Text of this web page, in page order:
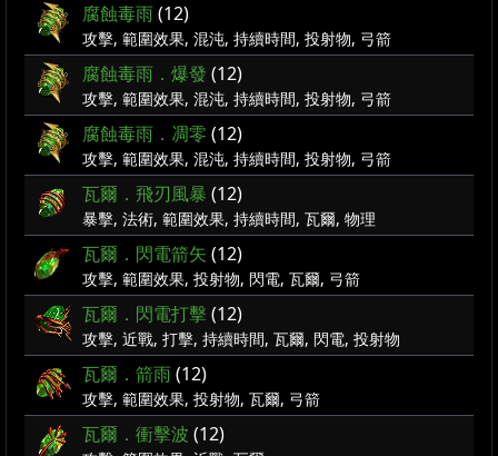
腐蝕毒雨(12)
攻擊, 範圍效果, 混沌, 持續時間, 投射物, 弓箭
腐蝕毒雨．爆發 (12)
攻擊, 範圍效果, 混沌, 持續時間, 投射物, 弓箭
腐蝕毒雨．凋零 (12)
攻擊, 範圍效果, 混沌, 持續時間, 投射物, 弓箭
瓦爾．飛刃風暴 (12)
暴擊, 法術, 範圍效果, 持續時間, 瓦爾, 物理
瓦爾．閃電箭矢 (12)
攻擊, 範圍效果, 投射物, 閃電, 瓦爾, 弓箭
瓦爾．閃電打擊(12)
攻擊, 近戰, 打擊, 持續時間, 瓦爾, 閃電, 投射物
瓦爾．箭雨(12)
攻擊, 範圍效果, 投射物, 瓦爾, 弓箭
瓦爾．衝擊波 (12)